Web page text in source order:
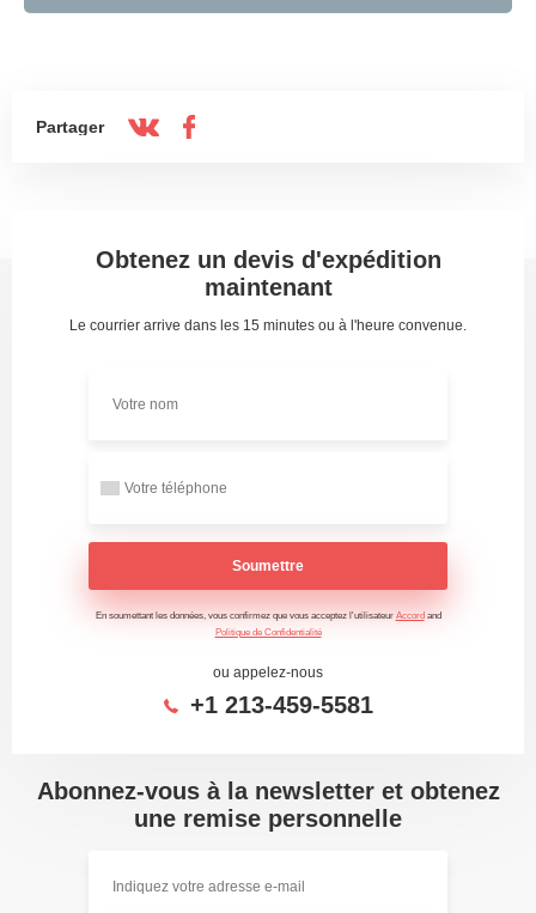
Partager
Obtenez un devis d'expédition
maintenant
Le courrier arrive dans les 15 minutes ou à l'heure convenue.
Soumettre
En soumettant les données, vous confirmez que vous acceptez l'utilisateur Accord and
Politique de Confidentialité
ou appelez-nous
+1 213-459-5581
Abonnez-vous à la newsletter et obtenez
une remise personnelle